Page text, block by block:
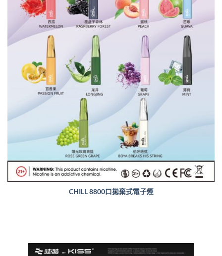
CHILL 8800口拋棄式電子煙